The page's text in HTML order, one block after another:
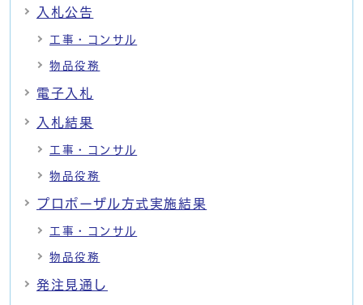
入札公告
工事・コンサル
物品役務
電子入札
入札結果
工事・コンサル
物品役務
プロポーザル方式実施結果
工事・コンサル
物品役務
発注見通し